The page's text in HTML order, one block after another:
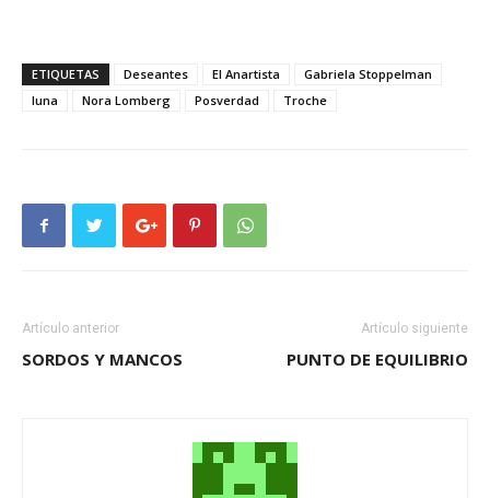
ETIQUETAS Deseantes El Anartista
Gabriela Stoppelman
luna
Nora Lomberg Posverdad Troche
Artículo anterior
SORDOS Y MANCOS
Artículo siguiente
PUNTO DE EQUILIBRIO